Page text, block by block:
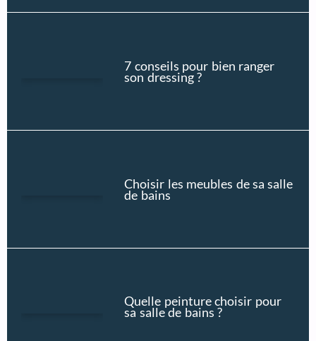
7 conseils pour bien ranger
son dressing ?
Choisir les meubles de sa salle
de bains
Quelle peinture choisir pour
sa salle de bains ?